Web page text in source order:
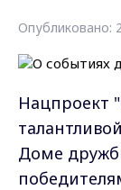
Опубликовано:
Нацпроект
Доме